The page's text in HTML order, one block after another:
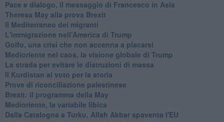
Pace e dialogo, il messaggio di Francesco in Asia
Theresa May alla prova Brexit
Il Mediterraneo dei migranti
L'immigrazione nell'America di Trump
Golfo, una crisi che non accenna a placarsi
Medioriente nel caos, la visione globale di Trump
La strada per evitare le distruzioni di massa
Il Kurdistan al voto per la storia
Prove di riconciliazione palestinese
Brexit: il programma della May
Medioriente, la variabile libica
Dalla Catalogna a Turku, Allah Akbar spaventa l'EU